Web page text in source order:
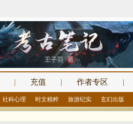
| 充值 | 作者专区 |
社科心理 时文精粹 旅游纪实 玄幻出版